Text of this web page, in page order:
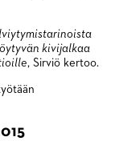
kivijalkaa
, Sirviö kertoo.